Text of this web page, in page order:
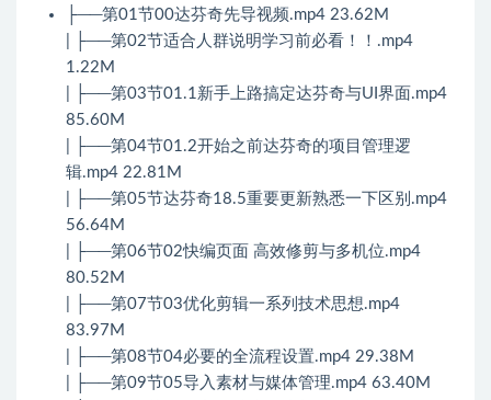
├──第01节00达芬奇先导视频.mp4 23.62M
| ├──第02节适合人群说明学习前必看！！.mp4
1.22M
| ├──第03节01.1新手上路搞定达芬奇与UI界面.mp4
85.60M
| ├──第04节01.2开始之前达芬奇的项目管理逻
辑.mp4 22.81M
| ├──第05节达芬奇18.5重要更新熟悉一下区别.mp4
56.64M
| ├──第06节02快编页面 高效修剪与多机位.mp4
80.52M
| ├──第07节03优化剪辑一系列技术思想.mp4
83.97M
| ├──第08节04必要的全流程设置.mp4 29.38M
| ├──第09节05导入素材与媒体管理.mp4 63.40M